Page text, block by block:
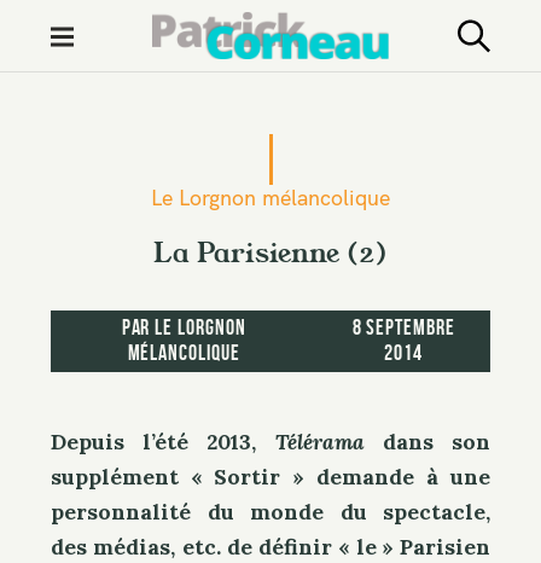
e
Le Lorgnon mélancolique
La Parisienne (2)
par Le Lorgnon
mélancolique
8 septembre
2014
Depuis l’été 2013, Téléramadans son
supplément « Sortir » demande à une
personnalité du monde du spectacle,
des médias, etc. de définir « le » Parisien